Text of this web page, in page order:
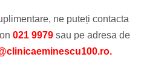
ne puteți contacta
021 9979 sau pe adresa de